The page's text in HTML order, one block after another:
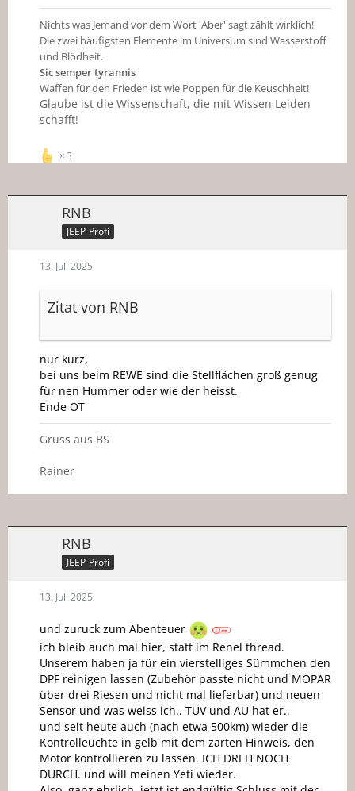
Nichts was Jemand vor dem Wort 'Aber' sagt zählt wirklich!
Die zwei häufigsten Elemente im Universum sind Wasserstoff
und Blödheit.
Sic semper tyrannis
Waffen für den Frieden ist wie Poppen für die Keuschheit!
Glaube ist die Wissenschaft, die mit Wissen Leiden
schafft!
3
RNB
JEEP-Profi
13. Juli 2025
Zitat von RNB
nur kurz,
bei uns beim REWE sind die Stellflächen groß genug
für nen Hummer oder wie der heisst.
Ende OT
Gruss aus BS
Rainer
RNB
JEEP-Profi
13. Juli 2025
und zuruck zum Abenteuer
ich bleib auch mal hier, statt im Renel thread.
Unserem haben ja für ein vierstelliges Sümmchen den
DPF reinigen lassen (Zubehör passte nicht und MOPAR
über drei Riesen und nicht mal lieferbar) und neuen
Sensor und was weiss ich.. TÜV und AU hat er..
und seit heute auch (nach etwa 500km) wieder die
Kontrolleuchte in gelb mit dem zarten Hinweis, den
Motor kontrollieren zu lassen. ICH DREH NOCH
DURCH. und will meinen Yeti wieder.